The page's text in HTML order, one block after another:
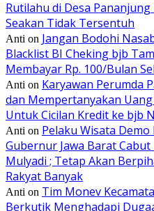
Rutilahu di Desa
Seakan Tidak Tersentuh
Anti on Jangan Bodohi
Blacklist BI Cheking bjb
Membayar Rp. 100/Bulan
Anti on Karyawan Perumda
dan Mempertanyakan
Untuk Cicilan Kredit ke bjb
Anti on Pelaku Wisata
Gubernur Jawa Barat
Mulyadi ; Tetap Akan
Rakyat Banyak
Anti on Tim Monev
Berkutik Menghadapi